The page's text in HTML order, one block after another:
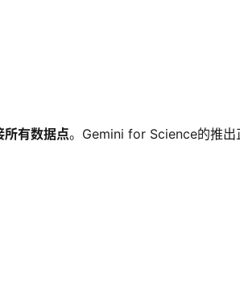
所有数据点。Gemini for Science的推出